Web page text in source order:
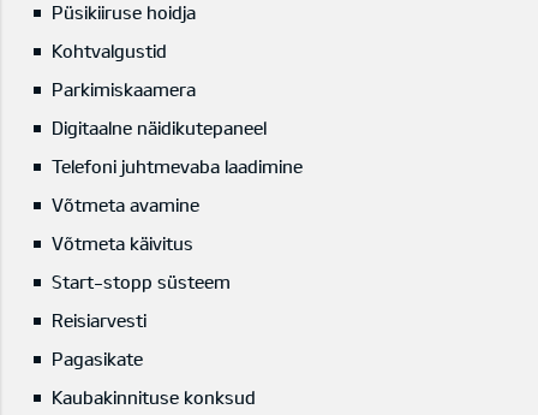
Püsikiiruse hoidja
Kohtvalgustid
Parkimiskaamera
Digitaalne näidikutepaneel
Telefoni juhtmevaba laadimine
Võtmeta avamine
Võtmeta käivitus
Start-stopp süsteem
Reisiarvesti
Pagasikate
Kaubakinnituse konksud